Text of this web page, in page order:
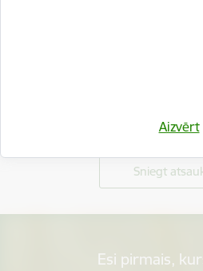
Aizvērt
Vai šī informācija
Sniegt
Esi pirmais,